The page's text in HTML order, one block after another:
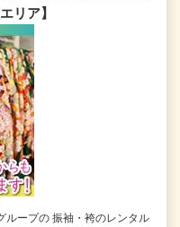
リア】
ループの 振袖・袴のレンタル